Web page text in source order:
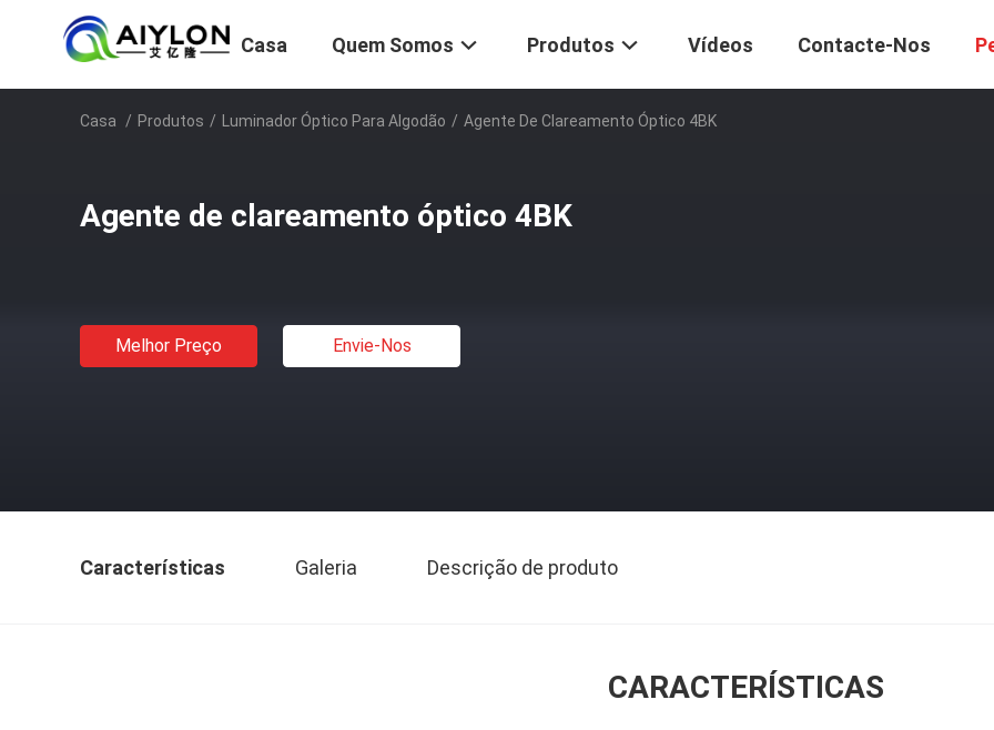
Casa Quem Somos Produtos Vídeos Contacte-Nos
Casa / Produtos / Luminador Óptico Para Algodão / Agente De Clareamento Óptico 4BK
Agente de clareamento óptico 4BK
Melhor Preço Envie-Nos
Características Galeria Descrição de produto
CARACTERÍSTICAS